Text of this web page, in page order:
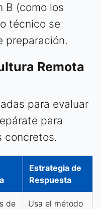
B (como los
técnico se
preparación.
Remota
para evaluar
para
concretos.
Estrategia de
Respuesta
de
Usa el método